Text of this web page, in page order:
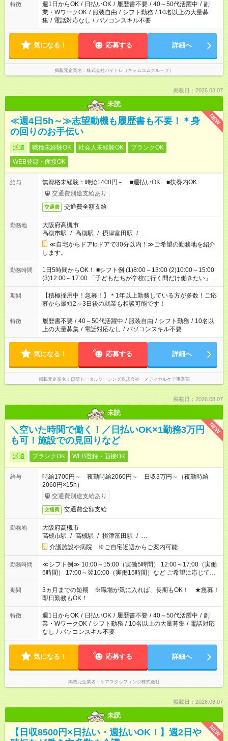
特徴 週1日からOK / 日払いOK / 履歴書不要 / 40～50代活躍中 / 副
業・WワークOK / 服装自由 / シフト勤務 / 10名以上の大量募
集 / 電話対応なし / パソコンスキル不要
気になる！ 応募する 詳細へ
掲載元企業名 株式会社バイトレ（キャムコムグループ）
掲載日：2026.08.07
未読
NEW
≪週4日5h～≫志望動機も履歴書も不要！＊身
の回りのお手伝い
派遣 職種未経験OK 社会人未経験OK
ブランクOK
WEB登録・面接OK
給与
無資格未経験：時給1400円～ ■週払いOK ■扶養内OK
交通費別途支給あり
交通費 交通費全額支給
勤務地
大阪府高槻市
高槻市駅 / 高槻駅 / 摂津富田駅 / …
≪自宅からドアtoドアで30分以内！≫ご希望の勤務地を紹介
します。
勤務時間
1日5時間からOK！ ■シフト例 (1)8:00～13:00 (2)10:00～15:00
(3)12:00～17:00 「子どもたちが学校に行く間だけ働きたい」
「余裕を持って夕飯の準備がしたい」 「午前中は働いて、午後
はプライベートの時間にしたい」 など、ご希望を教えてくださ
いね。 ※Wワーク希望の方へ 今ご覧のお仕事で希望する勤務時
間と、もう1つのお仕事の勤務時間。 合計で週40時間を超える
場合は応募できません。
期間
【積極採用中！急募！】＊1年以上勤務している方が多数！ご応
募から最短2～3日後の就業も相談可能です！
特徴 履歴書不要 / 40～50代活躍中 / 服装自由 / シフト勤務 / 10名以
上の大量募集 / 電話対応なし / パソコンスキル不要
気になる！ 応募する 詳細へ
掲載元企業名 日研トータルソーシング株式会社 メディカルケア事業部
掲載日：2026.08.07
未読
NEW
＼空いた時間で働く！／日払いOK×1勤務3万円
も可！施設での見回りなど
派遣 ブランクOK WEB登録・面接OK
給与
時給1700円～ 夜勤時給2060円～ 日収3万円～（夜勤時給
2060円×15h）
交通費別途支給あり
交通費 交通費全額支給
勤務地
大阪府高槻市
高槻市駅 / 高槻駅 / 摂津富田駅 / …
介護施設や病院 ※ご自宅近辺からご案内可能
勤務時間
≪シフト例≫ 10:00～15:00（実働5時間） 12:00～17:00（実働
5時間） 17:00～翌10:00（実働15時間）など ご希望に応じて、
働く時間は調整できます！ お気軽に担当へ相談ください！
期間
3ヵ月までの短期 ※職場が気に入れば、長期もOK！ ★急募！
即日勤務もOK！
特徴 週1日からOK / 日払いOK / 履歴書不要 / 40～50代活躍中 / 副
業・WワークOK / シフト勤務 / 10名以上の大量募集 / 電話対応
なし / パソコンスキル不要
気になる！ 応募する 詳細へ
掲載元企業名 ケアスタッフィング株式会社
掲載日：2026.08.07
未読
NEW
【日収8500円×日払い・週払いOK！】週2日や